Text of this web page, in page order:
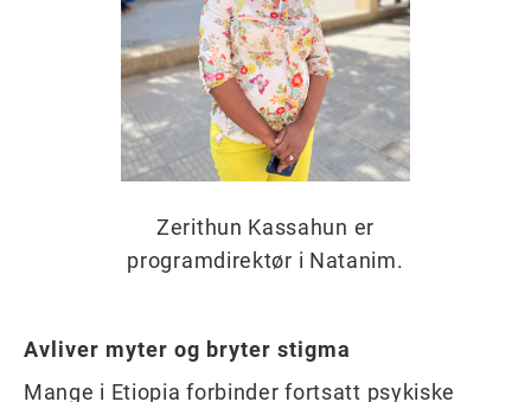
Zerithun Kassahun er
programdirektør i Natanim.
Avliver myter og bryter stigma
Mange i Etiopia forbinder fortsatt psykiske